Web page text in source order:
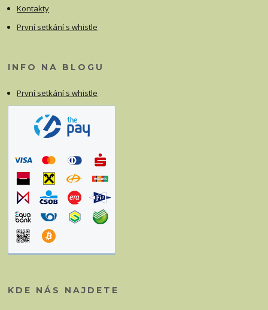
Kontakty
První setkání s whistle
INFO NA BLOGU
První setkání s whistle
KDE NÁS NAJDETE